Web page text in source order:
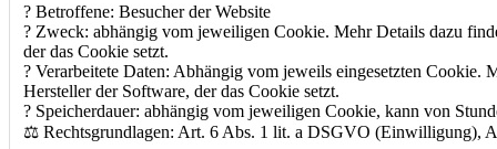
? Betroffene: Besucher der Website
? Zweck: abhängig vom jeweiligen Cookie. Mehr Details dazu
der das Cookie setzt.
? Verarbeitete Daten: Abhängig vom jeweils eingesetzten Cookie.
Hersteller der Software, der das Cookie setzt.
? Speicherdauer: abhängig vom jeweiligen Cookie, kann von
⚖️ Rechtsgrundlagen: Art. 6 Abs. 1 lit. a DSGVO (Einwilligung),